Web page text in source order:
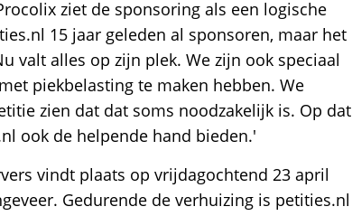
ziet de sponsoring als een logische
15 jaar geleden al sponsoren, maar het
valt alles op zijn plek. We zijn ook speciaal
piekbelasting te maken hebben. We
zien dat dat soms noodzakelijk is. Op dat
ook de helpende hand bieden.'
vindt plaats op vrijdagochtend 23 april
Gedurende de verhuizing is petities.nl